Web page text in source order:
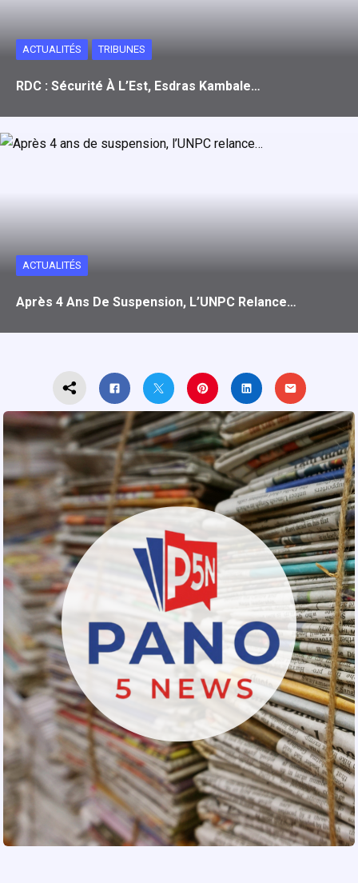
ACTUALITÉS TRIBUNES
RDC : Sécurité À L’Est, Esdras Kambale…
ACTUALITÉS
Après 4 Ans De Suspension, L’UNPC Relance…